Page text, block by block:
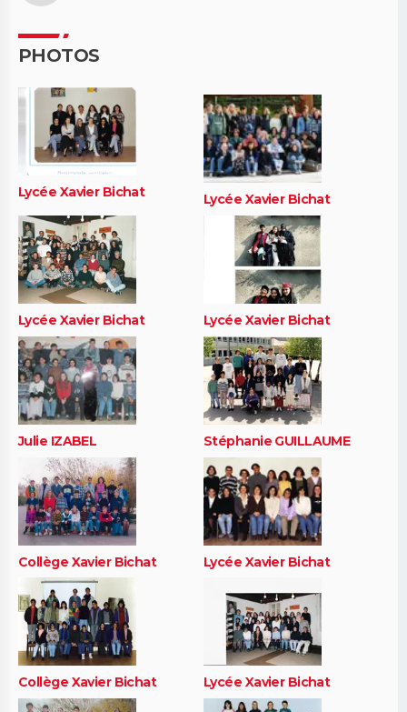
PHOTOS
Lycée Xavier Bichat Lycée Xavier Bichat
Lycée Xavier Bichat Lycée Xavier Bichat
Julie IZABEL Stéphanie GUILLAUME
Collège Xavier Bichat Lycée Xavier Bichat
Collège Xavier Bichat Lycée Xavier Bichat